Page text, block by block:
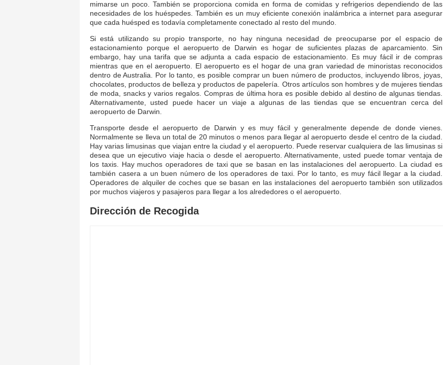
mimarse un poco. También se proporciona comida en forma de comidas y refrigerios dependiendo de las
necesidades de los huéspedes. También es un muy eficiente conexión inalámbrica a internet para asegurar
que cada huésped es todavía completamente conectado al resto del mundo.
Si está utilizando su propio transporte, no hay ninguna necesidad de preocuparse por el espacio de
estacionamiento porque el aeropuerto de Darwin es hogar de suficientes plazas de aparcamiento. Sin
embargo, hay una tarifa que se adjunta a cada espacio de estacionamiento. Es muy fácil ir de compras
mientras que en el aeropuerto. El aeropuerto es el hogar de una gran variedad de minoristas reconocidos
dentro de Australia. Por lo tanto, es posible comprar un buen número de productos, incluyendo libros, joyas,
chocolates, productos de belleza y productos de papelería. Otros artículos son hombres y de mujeres tiendas
de moda, snacks y varios regalos. Compras de última hora es posible debido al destino de algunas tiendas.
Alternativamente, usted puede hacer un viaje a algunas de las tiendas que se encuentran cerca del
aeropuerto de Darwin.
Transporte desde el aeropuerto de Darwin y es muy fácil y generalmente depende de donde vienes.
Normalmente se lleva un total de 20 minutos o menos para llegar al aeropuerto desde el centro de la ciudad.
Hay varias limusinas que viajan entre la ciudad y el aeropuerto. Puede reservar cualquiera de las limusinas si
desea que un ejecutivo viaje hacia o desde el aeropuerto. Alternativamente, usted puede tomar ventaja de
los taxis. Hay muchos operadores de taxi que se basan en las instalaciones del aeropuerto. La ciudad es
también casera a un buen número de los operadores de taxi. Por lo tanto, es muy fácil llegar a la ciudad.
Operadores de alquiler de coches que se basan en las instalaciones del aeropuerto también son utilizados
por muchos viajeros y pasajeros para llegar a los alrededores o el aeropuerto.
Dirección de Recogida